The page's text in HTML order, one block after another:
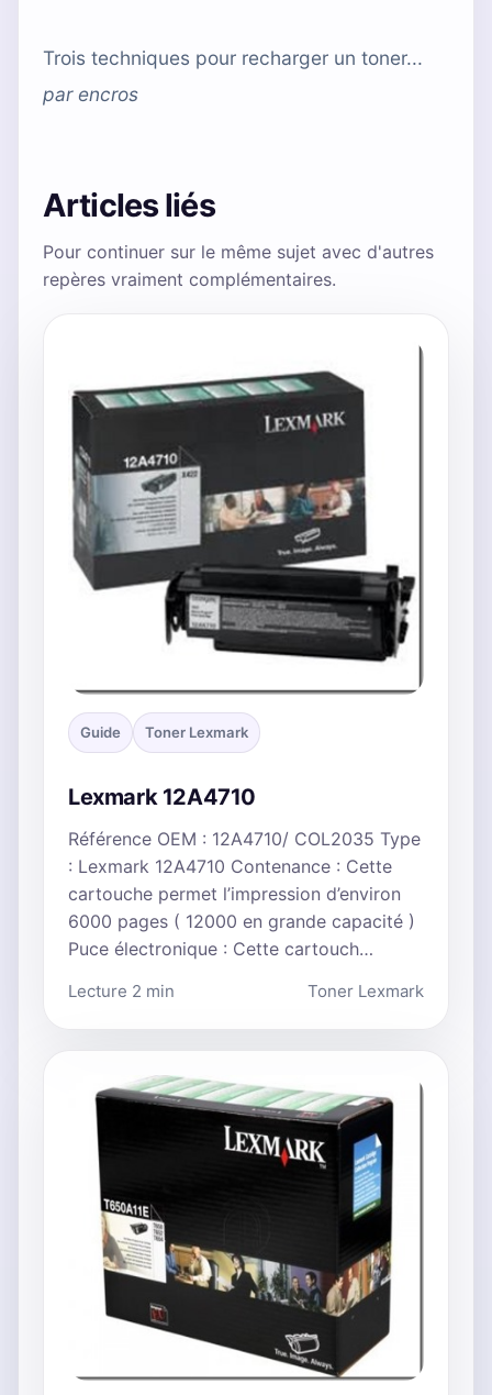
Trois techniques pour recharger un toner...
parencros
Articles liés
Pour continuer sur le même sujet avec d'autres
repères vraiment complémentaires.
Guide Toner Lexmark
Lexmark 12A4710
Référence OEM : 12A4710/ COL2035 Type
: Lexmark 12A4710 Contenance : Cette
cartouche permet l’impression d’environ
6000 pages ( 12000 en grande capacité )
Puce électronique : Cette cartouch…
Lecture 2 min Toner Lexmark